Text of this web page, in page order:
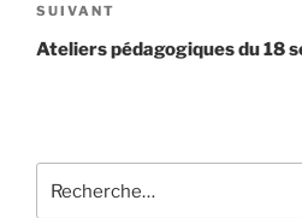
Article
suivant
SUIVANT
Ateliers pédagogiques du 18
pour